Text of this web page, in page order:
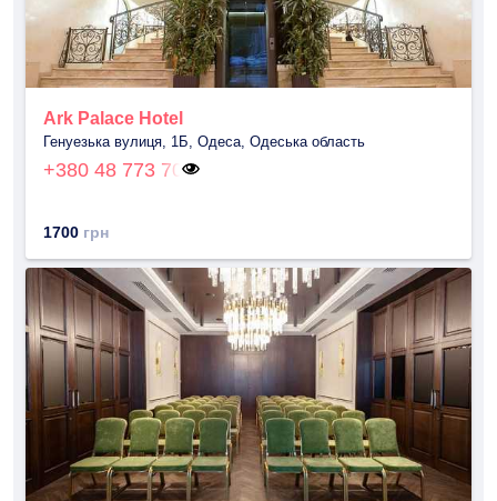
Ark Palace Hotel
Генуезька вулиця, 1Б, Одеса, Одеська область
+380 48 773 70
1700 грн